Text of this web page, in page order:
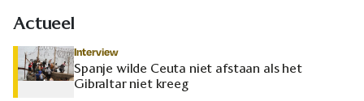
Actueel
Interview
Spanje wilde Ceuta niet afstaan als het
Gibraltar niet kreeg